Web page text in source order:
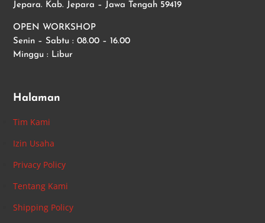
Jepara. Kab. Jepara – Jawa Tengah 59419
OPEN WORKSHOP
Senin – Sabtu : 08.00 – 16.00
Minggu : Libur
Halaman
Tim Kami
Izin Usaha
Privacy Policy
Tentang Kami
Shipping Policy